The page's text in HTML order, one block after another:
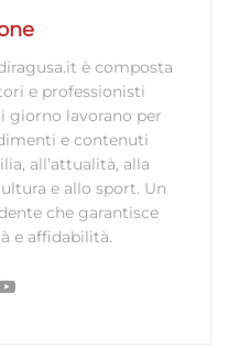
è composta
e professionisti
giorno lavorano per
e contenuti
all’attualità, alla
e allo sport. Un
che garantisce
e affidabilità.